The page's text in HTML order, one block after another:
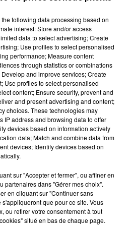
the following data processing based on
interest: Store and/or access
data to select advertising; Create
Use profiles to select personalised
performance; Measure content
through statistics or combinations
and improve services; Create
Use profiles to select personalised
content; Ensure security, prevent and
and present advertising and content;
choices. These technologies may
IP address and browsing data to offer
devices based on information actively
data; Match and combine data from
devices; Identify devices based on
sur "Accepter et fermer", ou affiner en
partenaires dans "Gérer mes choix".
en cliquant sur "Continuer sans
que pour ce site. Vous
ou retirer votre consentement à tout
situé en bas de chaque page.